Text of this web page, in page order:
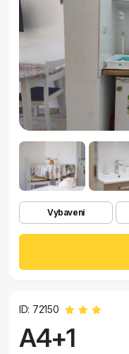
Vybavení
ID: 72150
A4+1